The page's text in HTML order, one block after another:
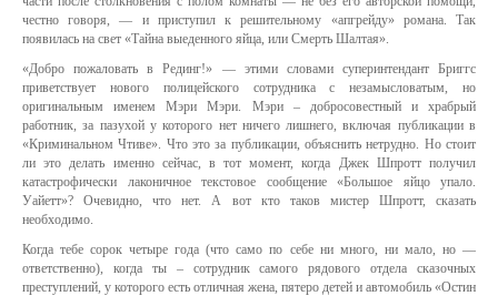
честно говоря, — и приступил к решительному «апгрейду» романа. Так
появилась на свет «Тайна выеденного яйца, или Смерть Шалтая».
«Добро пожаловать в Рединг!» — этими словами суперинтендант Бриггс
приветствует нового полицейского сотрудника с незамысловатым, но
оригинальным именем Мэри Мэри. Мэри – добросовестный и храбрый
работник, за пазухой у которого нет ничего лишнего, включая публикации в
«Криминальном Чтиве». Что это за публикации, объяснить нетрудно. Но стоит
ли это делать именно сейчас, в тот момент, когда Джек Шпротт получил
катастрофически лаконичное текстовое сообщение «Большое яйцо упало.
Уайетт»? Очевидно, что нет. А вот кто таков мистер Шпротт, сказать
необходимо.
Когда тебе сорок четыре года (что само по себе ни много, ни мало, но —
ответственно), когда ты – сотрудник самого рядового отдела сказочных
преступлений, у которого есть отличная жена, пятеро детей и автомобиль «Остин